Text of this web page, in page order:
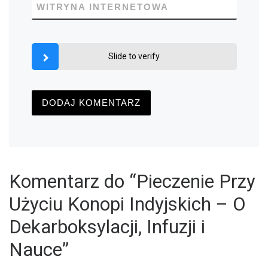
WITRYNA INTERNETOWA
Slide to verify
Komentarz do “Pieczenie Przy
Użyciu Konopi Indyjskich – O
Dekarboksylacji, Infuzji i
Nauce”